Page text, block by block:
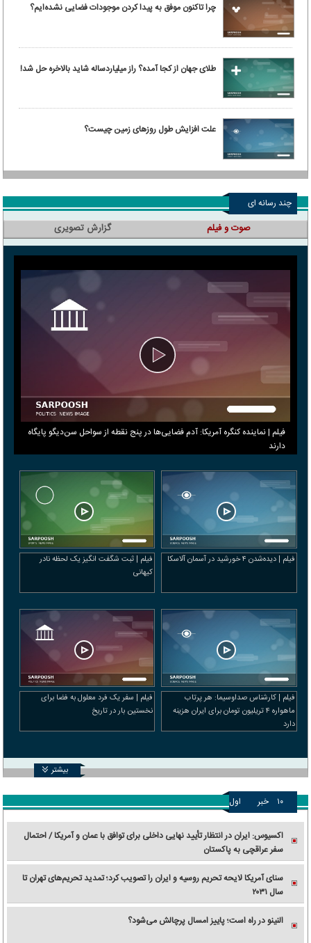
چرا تاکنون موفق به پیدا کردن موجودات فضایی نشده‌ایم؟
طلای جهان از کجا آمده؟ راز میلیاردساله شاید بالاخره حل شد!
علت افزایش طول روزهای زمین چیست؟
چند رسانه ای
صوت و فیلم
فیلم | نماینده کنگره آمریکا: آدم فضایی‌ها در پنج نقطه از سواحل سن‌دیگو پایگاه
دارند
فیلم | دیده‌شدن ۴ خورشید در آسمان آلاسکا
فیلم | ثبت شگفت انگیز یک لحظه نادر
کیهانی
فیلم | کارشناس صداوسیما: هر پرتاب
ماهواره ۴ تریلیون تومان برای ایران هزینه
دارد
فیلم | سفر یک فرد معلول به فضا برای
نخستین بار در تاریخ
بیشتر
گزارش تصویری
۱۰ خبر اول
اکسیوس: ایران در انتظار تأیید نهایی داخلی برای توافق با عمان و آمریکا / احتمال
سفر عراقچی به پاکستان
سنای آمریکا لایحه تحریم روسیه و ایران را تصویب کرد؛ تمدید تحریم‌های تهران تا
سال ۲۰۳۱
النینو در راه است؛ پاییز امسال پرچالش می‌شود؟